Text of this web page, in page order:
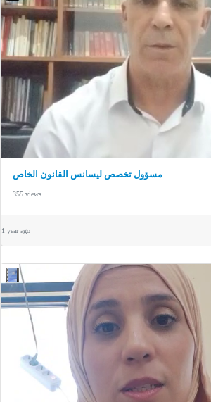
مسؤول تخصص ليسانس القانون الخاص
355 views
1 year ago